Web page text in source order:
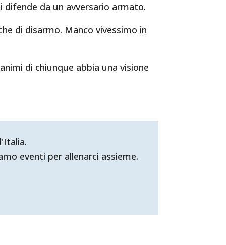
da un avversario armato.
di disarmo. Manco vivessimo in
di chiunque abbia una visione
eventi per allenarci assieme.